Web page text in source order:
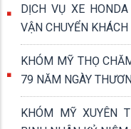
DỊCH VỤ XE
VẬN CHUYỂN KHÁCH
KHÓM MỸ THỌ
79 NĂM NGÀY
KHÓM MỸ XUYÊN